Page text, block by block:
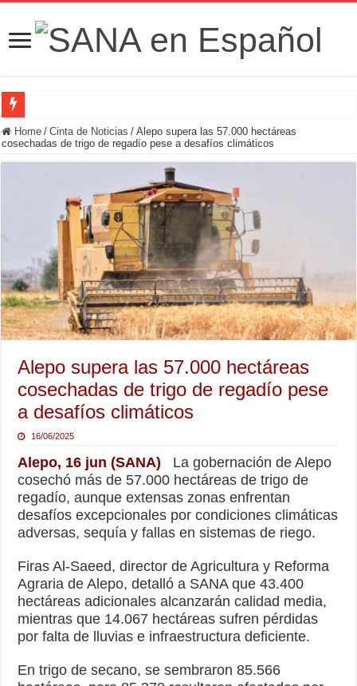
Fuerzas de Seguridad hallan fosa común con nueve cadáveres en la zona rural
Home / Cinta de Noticias / Alepo supera las 57.000 hectáreas
cosechadas de trigo de regadío pese a desafíos climáticos
Alepo supera las 57.000 hectáreas
cosechadas de trigo de regadío pese
a desafíos climáticos
16/06/2025
Alepo, 16 jun (SANA)
La gobernación de Alepo
cosechó más de 57.000 hectáreas de trigo de
regadío, aunque extensas zonas enfrentan
desafíos excepcionales por condiciones climáticas
adversas, sequía y fallas en sistemas de riego.
Firas Al-Saeed, director de Agricultura y Reforma
Agraria de Alepo, detalló a SANA que 43.400
hectáreas adicionales alcanzarán calidad media,
mientras que 14.067 hectáreas sufren pérdidas
por falta de lluvias e infraestructura deficiente.
En trigo de secano, se sembraron 85.566